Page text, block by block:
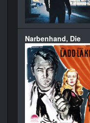
Narbenhand, Die